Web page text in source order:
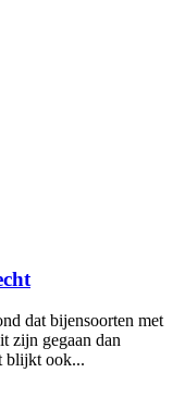
dat bijensoorten met
zijn gegaan dan
blijkt ook...